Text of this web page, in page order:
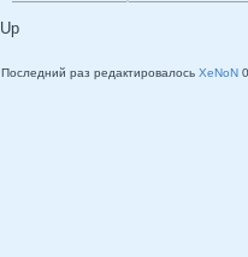
Up
Последний раз редактировалось XeNoN